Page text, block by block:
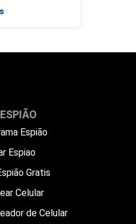
Espião
Espiao
Gratis
Celular
de Celular